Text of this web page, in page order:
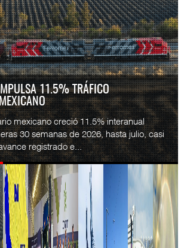
11.5% TRÁFICO
mexicano creció 11.5% interanual
30 semanas de 2026, hasta julio, casi
registrado e...